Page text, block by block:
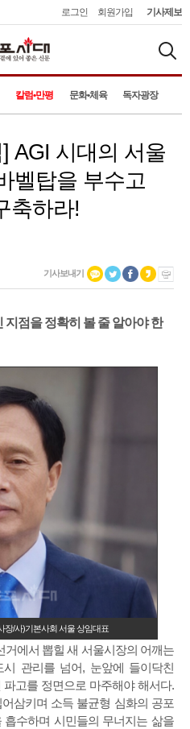
로그인 회원가입 기사제보
칼럼•만평 문화•체육 독자광장
AGI 시대의 서울
벨탑을 부수고
축하라!
기사보내기
지점을 정확히 볼 줄 알아야 한
장/사)기본사회 서울 상임대표
거에서 뽑힐 새 서울시장의 어깨는
관리를 넘어, 눈앞에 들이닥친
고를 정면으로 마주해야 해서다.
삼키며 소득 불균형 심화의 공포
수하며 시민들의 무너지는 삶을